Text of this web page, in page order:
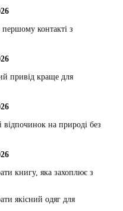
контакті з
привід краще для
на природі без
книгу, яка захоплює з
якісний одяг для